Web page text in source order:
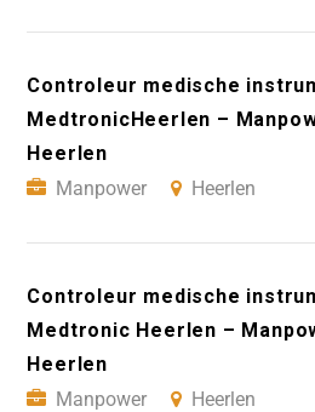
Controleur medische
MedtronicHeerlen –
Heerlen
Manpower
Heerlen
Controleur medische
Medtronic Heerlen –
Heerlen
Manpower
Heerlen